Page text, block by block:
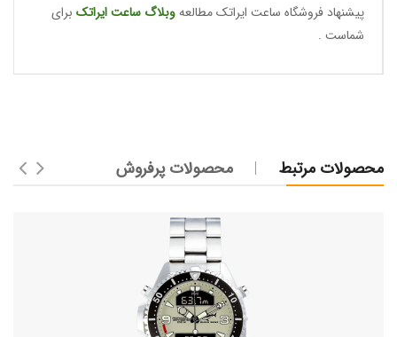
پیشنهاد فروشگاه ساعت ایراتک مطالعهوبلاگ ساعتایراتک برای
شماست .
محصولات مرتبط محصولات پرفروش